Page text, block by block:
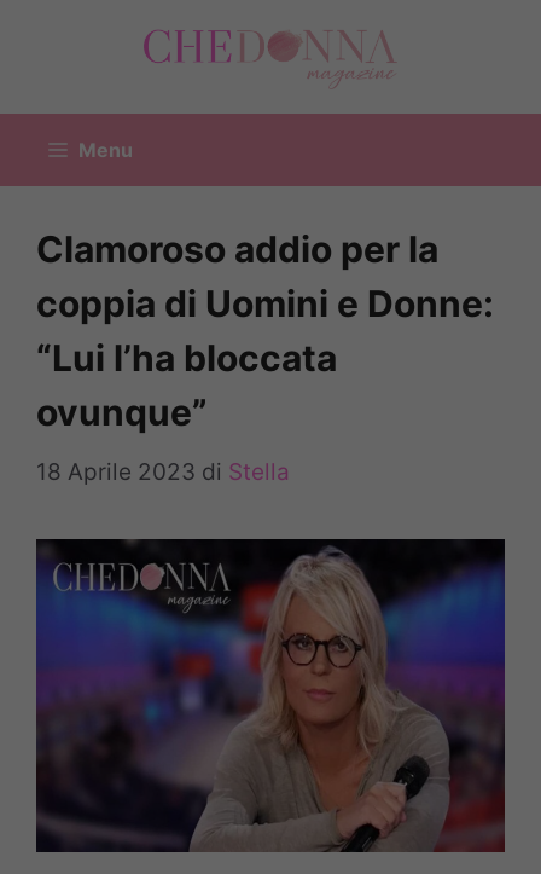
Menu
Clamoroso addio per la
coppia di Uomini e Donne:
“Lui l’ha bloccata
ovunque”
18 Aprile 2023 di Stella